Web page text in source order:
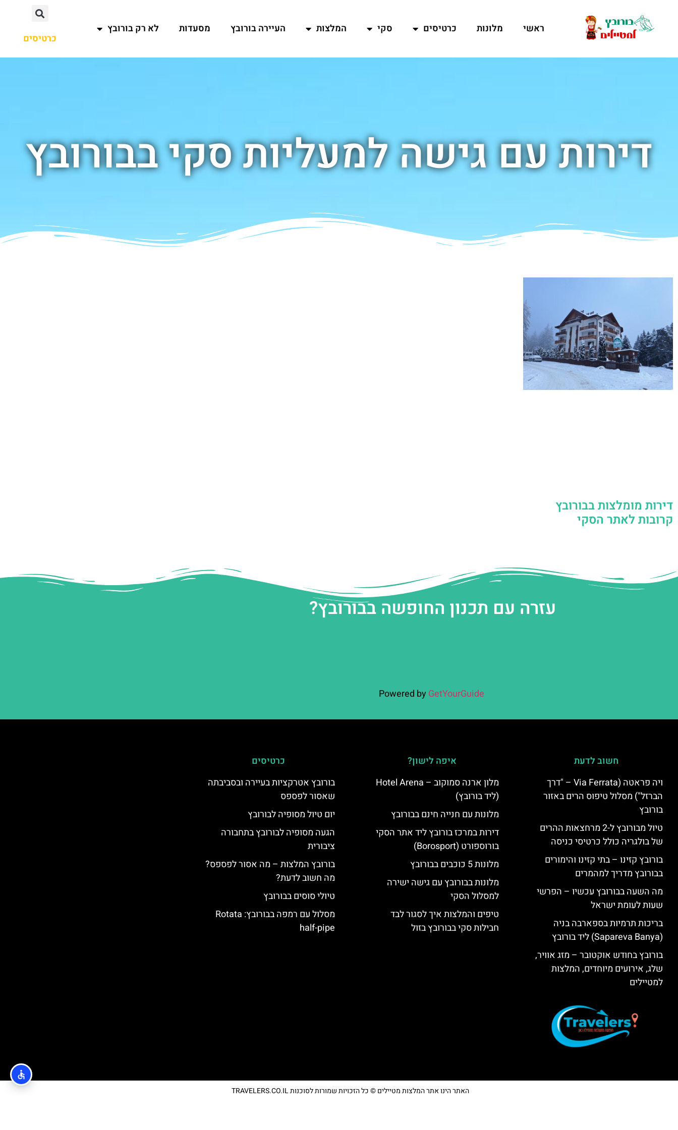
ראשי מלונות כרטיסים סקי המלצות העיירה בורובץ מסעדות לא רק בורובץ
כרטיסים
דירות עם גישה למעליות סקי בבורובץ
דירות מומלצות בבורובץ
קרובות לאתר הסקי
עזרה עם תכנון החופשה בבורובץ?
Powered by GetYourGuide
חשוב לדעת
ויה פראטה (Via Ferrata – "דרך
הברזל") מסלול טיפוס הרים באזור
בורובץ
טיול מבורובץ ל-2 מרחצאות ההרים
של בולגריה כולל כרטיסי כניסה
בורובץ קזינו – בתי קזינו והימורים
בבורובץ מדריך למהמרים
מה השעה בבורובץ עכשיו – הפרשי
שעות לעומת ישראל
בריכות תרמיות בספארבה בניה
(Sapareva Banya) ליד בורובץ
בורובץ בחודש אוקטובר – מזג אוויר,
שלג, אירועים מיוחדים, המלצות
למטיילים
איפה לישון?
מלון ארנה סמוקוב – Hotel Arena
(ליד בורובץ)
מלונות עם חנייה חינם בבורובץ
דירות במרכז בורובץ ליד אתר הסקי
בורוספורט (Borosport)
מלונות 5 כוכבים בבורובץ
מלונות בבורובץ עם גישה ישירה
למסלול הסקי
טיפים והמלצות איך לסגור לבד
חבילות סקי בבורובץ בזול
כרטיסים
בורובץ אטרקציות בעיירה ובסביבתה
שאסור לפספס
יום טיול מסופיה לבורובץ
הגעה מסופיה לבורובץ בתחבורה
ציבורית
בורובץ המלצות – מה אסור לפספס?
מה חשוב לדעת?
טיולי סוסים בבורובץ
מסלול עם רמפה בבורובץ: Rotata
half-pipe
האתר הינו אתר המלצות מטיילים © כל הזכויות שמורות לסוכנות TRAVELERS.CO.IL